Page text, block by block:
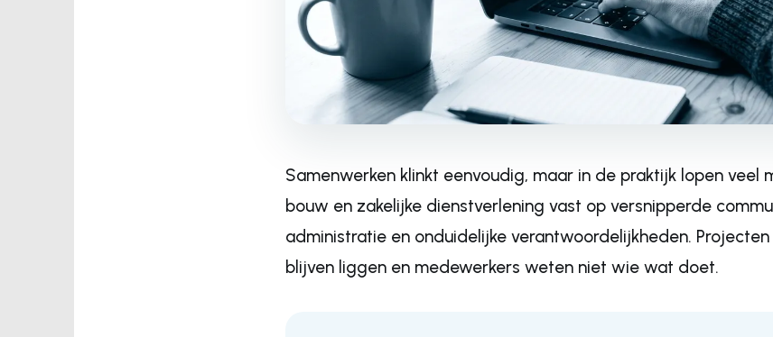
Samenwerken klinkt eenvoudig, maar in de praktijk lopen veel
bouw en zakelijke dienstverlening vast op versnipperde
administratie en onduidelijke verantwoordelijkheden.
blijven liggen en medewerkers weten niet wie wat doet.